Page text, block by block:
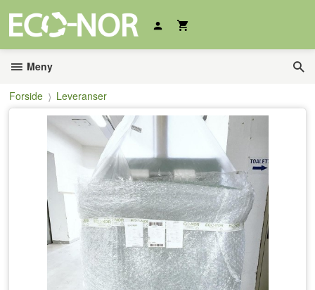
innholdet
Meny
Forside Leveranser